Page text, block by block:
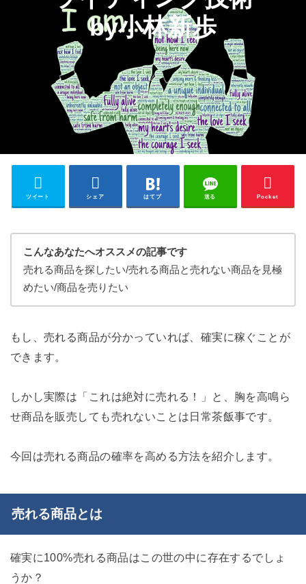
ツイート シェア はてブ 送る Pocket
こんなあなたへオススメの記事です
売れる商品を探したい/売れる商品と売れない商品を見極
めたい/商品を売りたい
もし、売れる商品が分かっていれば、確実に稼ぐことが
できます。
しかし実際は「これは絶対に売れる！」と、胸を高鳴ら
せ商品を販売しても売れないことは日常茶飯事です。
今回は売れる商品の確率を高める方法を紹介します。
売れる商品とは
確実に100%売れる商品はこの世の中に存在するでしょ
うか？